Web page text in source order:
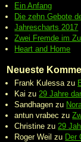
Ein Anfang
Die zehn Gebote
Jahrescharts 2017
Zwei Fremde im
Heart and Home
Neueste
Frank Kulessa zu
Kai zu 29 Jahre
Sandhagen zu
antun vrabec zu
Christine zu 29
Roger Weil zu Der